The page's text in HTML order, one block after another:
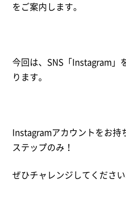
をご案内します。
今回は、SNS「Instagram」
ります。
Instagramアカウントをお持
ステップのみ！
ぜひチャレンジしてくださ